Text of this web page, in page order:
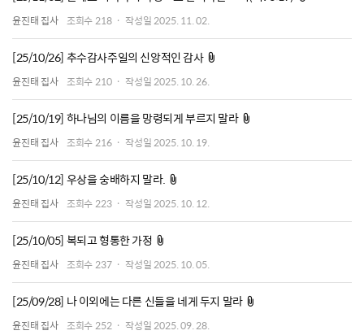
윤진태 집사 조회수218 작성일2025. 11. 02.
[25/10/26] 추수감사주일의 신앙적인 감사
윤진태 집사 조회수210 작성일2025. 10. 26.
[25/10/19] 하나님의 이름을 망령되게 부르지 말라
윤진태 집사 조회수216 작성일2025. 10. 19.
[25/10/12] 우상을 숭배하지 말라.
윤진태 집사 조회수223 작성일2025. 10. 12.
[25/10/05] 복되고 형통한 가정
윤진태 집사 조회수237 작성일2025. 10. 05.
[25/09/28] 나 이외에는 다른 신들을 네게 두지 말라
윤진태 집사 조회수252 작성일2025. 09. 28.